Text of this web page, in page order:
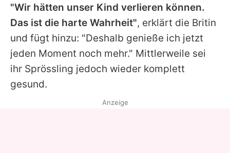
"Wir hätten unser Kind verlieren können.
Das ist die harte Wahrheit", erklärt die Britin
und fügt hinzu: "Deshalb genieße ich jetzt
jeden Moment noch mehr." Mittlerweile sei
ihr Sprössling jedoch wieder komplett
gesund.
Anzeige